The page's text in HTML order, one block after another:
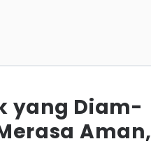
yang Diam-
Aman,